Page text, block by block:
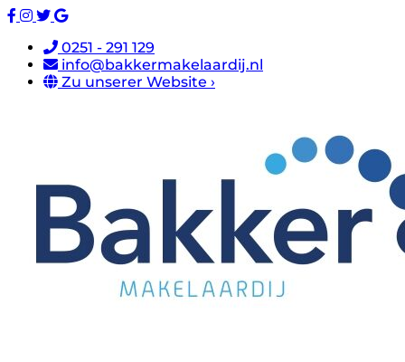
0251 - 291 129
info@bakkermakelaardij.nl
Zu unserer Website ›